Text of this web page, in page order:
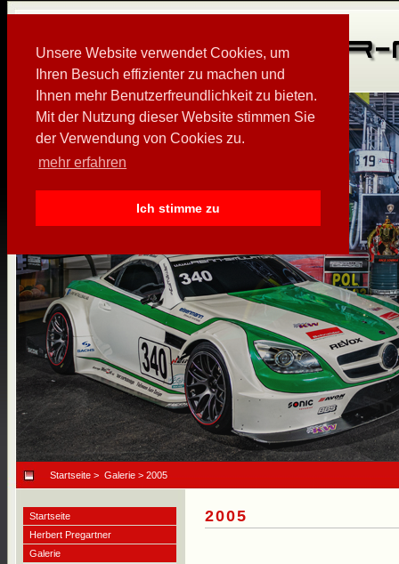
Unsere Website verwendet Cookies, um
Ihren Besuch effizienter zu machen und
Ihnen mehr Benutzerfreundlichkeit zu bieten.
Mit der Nutzung dieser Website stimmen Sie
der Verwendung von Cookies zu.
mehr erfahren
Ich stimme zu
Startseite > Galerie > 2005
Startseite
Herbert Pregartner
Galerie
2005